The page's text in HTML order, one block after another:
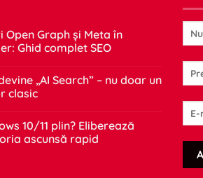
Open Graph și Meta în
Ghid complet SEO
„AI Search” – nu doar un
clasic
10/11 plin? Eliberează
ascunsă rapid